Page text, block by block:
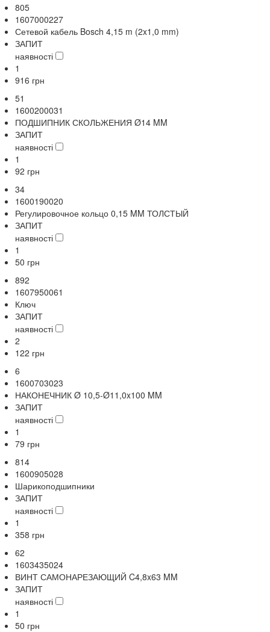
805
1607000227
Сетевой кабель Bosch 4,15 m (2x1,0 mm)
ЗАПИТ
наявності
1
916 грн
51
1600200031
ПОДШИПНИК СКОЛЬЖЕНИЯ Ø14 MM
ЗАПИТ
наявності
1
92 грн
34
1600190020
Регулировочное кольцо 0,15 MM ТОЛСТЫЙ
ЗАПИТ
наявності
1
50 грн
892
1607950061
Ключ
ЗАПИТ
наявності
2
122 грн
6
1600703023
НАКОНЕЧНИК Ø 10,5-Ø11,0x100 MM
ЗАПИТ
наявності
1
79 грн
814
1600905028
Шарикоподшипники
ЗАПИТ
наявності
1
358 грн
62
1603435024
ВИНТ САМОНАРЕЗАЮЩИЙ C4,8x63 MM
ЗАПИТ
наявності
1
50 грн